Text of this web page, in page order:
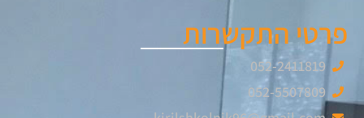
פרטי התקשרות
052-2411819
052-5507809